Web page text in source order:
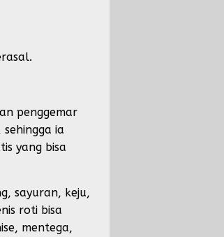
penggemar
ia
yang bisa
sayuran, keju,
roti bisa
mentega,